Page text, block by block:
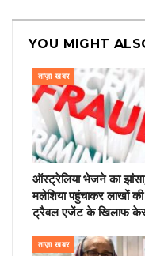
YOU MIGHT
ताज़ा खबर
ऑस्ट्रेलिया भेजने का
मलेशिया पहुंचाकर लाखों
ट्रैवल एजेंट के खिलाफ
ताज़ा खबर